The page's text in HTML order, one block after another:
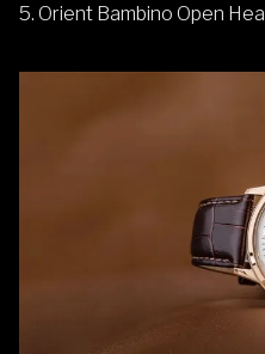
5. Orient Bambino Open